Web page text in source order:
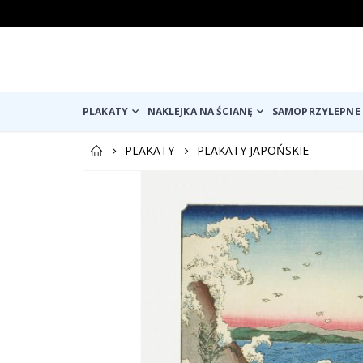
PLAKATY NAKLEJKA NA ŚCIANĘ
PLAKATY
PLAKATY JAPOŃSKIE